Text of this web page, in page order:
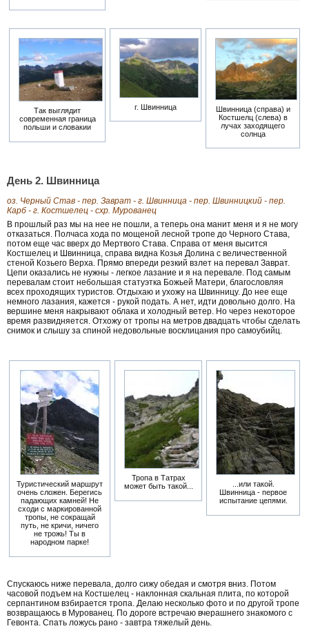
Так выглядит
современная граница
польши и словакии
г. Швинница
Швинница (справа) и
Костшелц (слева) в
лучах заходящего
солнца
День 2. Швинница
оз. Черный Став - пер. Заврат - г. Швинница - пер. Швинницкий - пер.
Карб - г. Костшелец - схр. Мурованец
В прошлый раз мы на нее не пошли, а теперь она манит меня и я не могу
отказаться. Полчаса хода по мощеной лесной тропе до Черного Става,
потом еще час вверх до Мертвого Става. Справа от меня высится
Костшелец и Швинница, справа видна Козья Долина с величественной
стеной Козьего Верха. Прямо впереди резкий взлет на перевал Заврат.
Цепи оказались не нужны - легкое лазание и я на перевале. Под самым
перевалам стоит небольшая статуэтка Божьей Матери, благословляя
всех проходящих туристов. Отдыхаю и ухожу на Швинницу. До нее еще
немного лазания, кажется - рукой подать. А нет, идти довольно долго. На
вершине меня накрывают облака и холодный ветер. Но через некоторое
время развидняется. Отхожу от тропы на метров двадцать чтобы сделать
снимок и слышу за спиной недовольные восклицания про самоубийц.
Туристический маршрут
очень сложен. Берегись
падающих камней! Не
сходи с маркированной
тропы, не сокращай
путь, не кричи, ничего
не трожь! Ты в
народном парке!
Тропа в Татрах
может быть такой...
...или такой.
Швинница - первое
испытание цепями.
Спускаюсь ниже перевала, долго сижу обедая и смотря вниз. Потом
часовой подъем на Костшелец - наклонная скальная плита, по которой
серпантином взбирается тропа. Делаю несколько фото и по другой тропе
возвращаюсь в Мурованец. По дороге встречаю вчерашнего знакомого с
Гевонта. Спать ложусь рано - завтра тяжелый день.